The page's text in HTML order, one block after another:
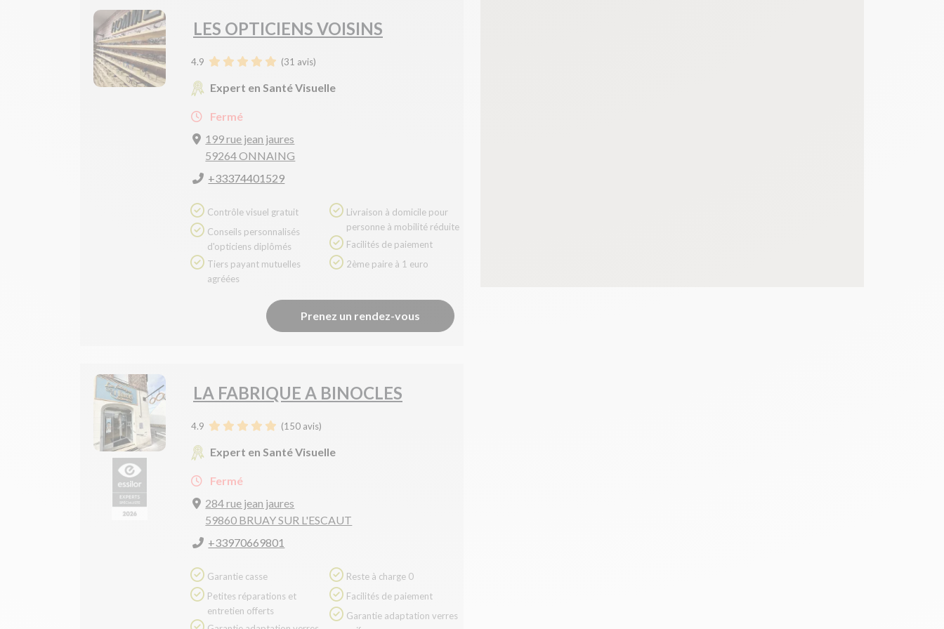
LES OPTICIENS VOISINS
4.9 (31 avis)
Expert en Santé Visuelle
Fermé
199 rue jean jaures
59264 ONNAING
+33374401529
Contrôle visuel gratuit
d'opticiens diplômés
agréées
personne à mobilité réduite
Facilités de paiement
2ème paire à 1 euro
Prenez un rendez-vous
LA FABRIQUE A BINOCLES
4.9 (150 avis)
Expert en Santé Visuelle
Fermé
284 rue jean jaures
59860 BRUAY SUR L'ESCAUT
+33970669801
Garantie casse
entretien offerts
Reste à charge 0
Facilités de paiement